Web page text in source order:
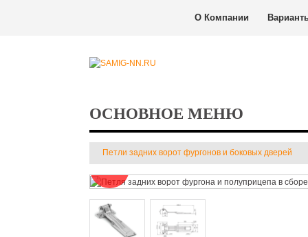
О Компании
ОСНОВНОЕ МЕНЮ
Петли задних ворот фургонов и боковых дверей
New